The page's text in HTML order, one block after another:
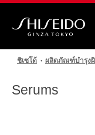
ข้าม
เซ
โด้ชิเซโด้ ผลิตภัณฑ์บำรุง
Serums